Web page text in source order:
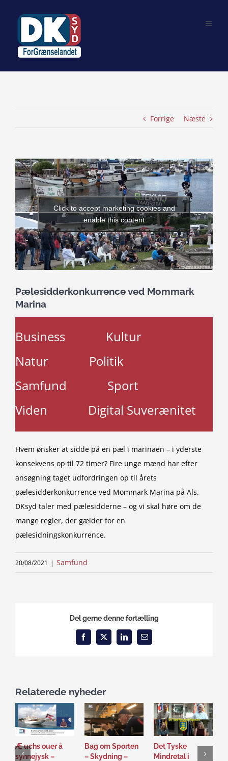
Forrige Næste
View
Larger
Image
Click to accept marketing cookies and
enable this content
Pælesidderkonkurrence ved Mommark
Marina
Business
Kultur
Natur
Politik
Samfund
Sport
Viden
Digital Suverænitet
Hvem ønsker at sidde på en pæl i marinaen – i yderste
konsekvens op til 72 timer? Fire unge mænd har efter
ansøgning taget udfordringen op til årets
pælesidderkonkurrence ved Mommark Marina på Als.
DKsyd taler med pælesidderne – og vi skal høre om de
mange regler, der gælder for en
pælesidningskonkurrence.
20/08/2021 | Samfund
Del gerne denne fortælling
Facebook
X LinkedInEmail
Relaterede nyheder
Æ uchs ouer å
synnejysk –
Bag om Sporten
– Skydning –
Det Tyske
Mindretal i